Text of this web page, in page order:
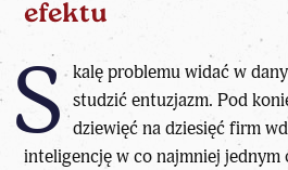
efektu
S kalę problemu widać w
studzić entuzjazm. Pod
dziewięć na dziesięć firm
inteligencję w co najmniej jednym